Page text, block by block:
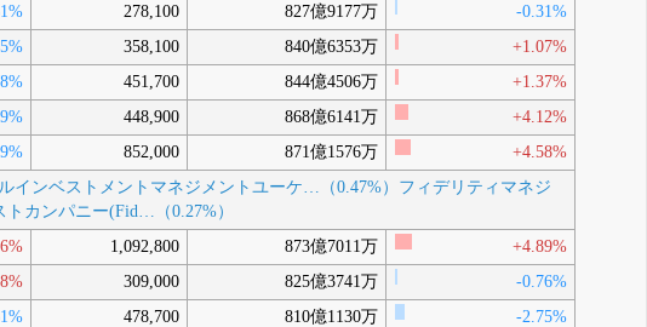
278,100 827億9177万
-0.31%
358,100 840億6353万
+1.07%
451,700 844億4506万
+1.37%
448,900 868億6141万
+4.12%
852,000 871億1576万
+4.58%
インベストメントマネジメントユーケ…（0.47%） フィデリティマネジ
カンパニー(Fid…（0.27%）
1,092,800 873億7011万
+4.89%
309,000 825億3741万
-0.76%
478,700 810億1130万
-2.75%